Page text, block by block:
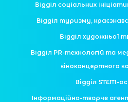
Відділ соціальних
Відділ туризму,
Відділ художньої
Відділ PR-технологій та
кіноконцертного
Відділ STEM-
Інформаційно-творче